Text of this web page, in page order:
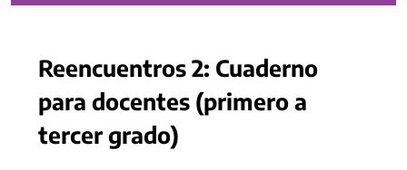
Reencuentros 2: Cuaderno
para docentes (primero a
tercer grado)